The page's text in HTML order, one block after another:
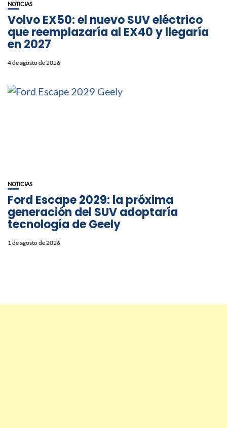
NOTICIAS
Volvo EX50: el nuevo SUV eléctrico
que reemplazaría al EX40 y llegaría
en 2027
4 de agosto de 2026
NOTICIAS
Ford Escape 2029: la próxima
generación del SUV adoptaría
tecnología de Geely
1 de agosto de 2026